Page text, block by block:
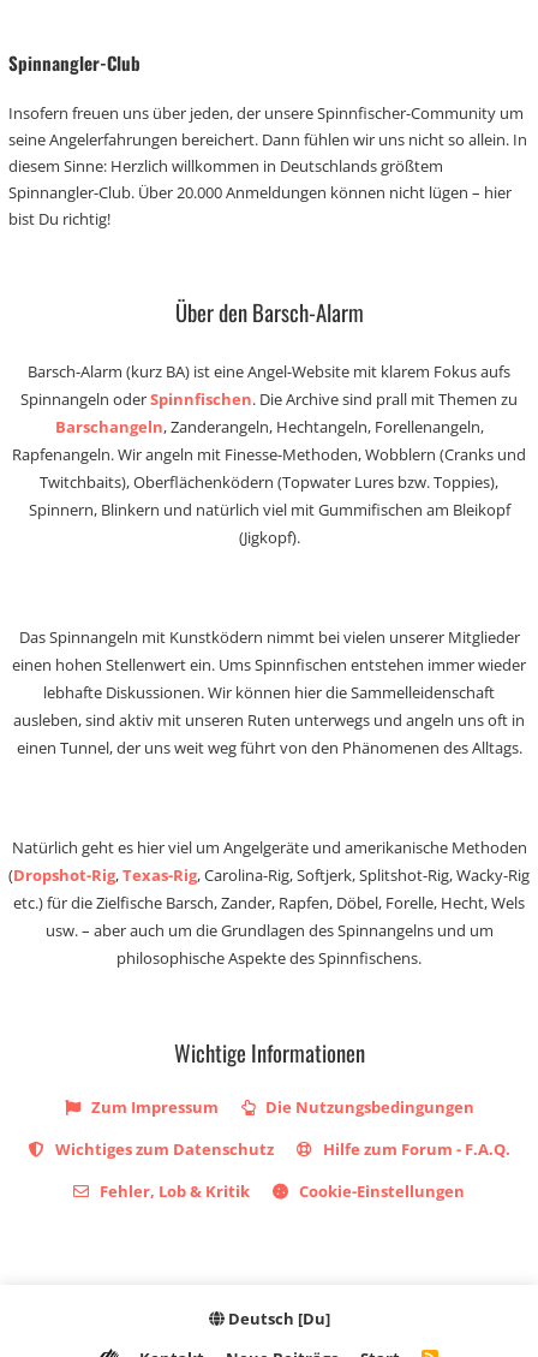
Spinnangler-Club
Insofern freuen uns über jeden, der unsere Spinnfischer-Community um
seine Angelerfahrungen bereichert. Dann fühlen wir uns nicht so allein. In
diesem Sinne: Herzlich willkommen in Deutschlands größtem
Spinnangler-Club. Über 20.000 Anmeldungen können nicht lügen – hier
bist Du richtig!
Über den Barsch-Alarm
Barsch-Alarm (kurz BA) ist eine Angel-Website mit klarem Fokus aufs
Spinnangeln oderSpinnfischen. Die Archive sind prall mit Themen zu
Barschangeln, Zanderangeln, Hechtangeln, Forellenangeln,
Rapfenangeln. Wir angeln mit Finesse-Methoden, Wobblern (Cranks und
Twitchbaits), Oberflächenködern (Topwater Lures bzw. Toppies),
Spinnern, Blinkern und natürlich viel mit Gummifischen am Bleikopf
(Jigkopf).
Das Spinnangeln mit Kunstködern nimmt bei vielen unserer Mitglieder
einen hohen Stellenwert ein. Ums Spinnfischen entstehen immer wieder
lebhafte Diskussionen. Wir können hier die Sammelleidenschaft
ausleben, sind aktiv mit unseren Ruten unterwegs und angeln uns oft in
einen Tunnel, der uns weit weg führt von den Phänomenen des Alltags.
Natürlich geht es hier viel um Angelgeräte und amerikanische Methoden
(Dropshot-Rig,Texas-Rig, Carolina-Rig, Softjerk, Splitshot-Rig, Wacky-Rig
etc.) für die Zielfische Barsch, Zander, Rapfen, Döbel, Forelle, Hecht, Wels
usw. – aber auch um die Grundlagen des Spinnangelns und um
philosophische Aspekte des Spinnfischens.
Wichtige Informationen
Zum Impressum
Die Nutzungsbedingungen
Wichtiges zum Datenschutz
Hilfe zum Forum - F.A.Q.
Fehler, Lob & Kritik
Cookie-Einstellungen
Deutsch [Du]